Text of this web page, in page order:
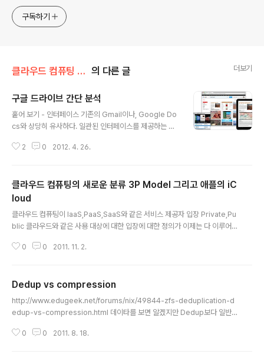
한 기술 멘토링과 강의 진행합니다. Linkedin :
https://www.linkedin.com/in/terrycho75/
구독하기
클라우드 컴퓨팅 & NoSQL/개인 클라우드 의 다른 글 더보기
구글 드라이브 간단 분석
훝어 보기 - 인터페이스 기존의 Gmail이나, Google Do
cs와 상당히 유사하다. 일관된 인터페이스를 제공하는 것
적인 차이는 크게 없다. 검색이 강화된 것과 GDocs 연동
는 기능을 제공한다. 개인 클라우드 스토리지는 이미 Box
나 DropBox같이 여러 서비스들이 강력한 기능을 제공하
는 레드 오션이기 때문에 기능적으로 혁신적인 차별화는
어렵고, 기존 서비스와 연동 정도 및 사용자 경험이 관건인
oid 플랫폼에 PreLoad되고, 기존 Gmail등 기존 서비스
2 0 2012. 4. 26.
클라우드 컴퓨팅의 새로운 분류 3P Model 그리고 애플의 iC
loud
클라우드 컴퓨팅이 IaaS,PaaS,SaaS와 같은 서비스 제공자 입장 Private,Pu
blic 클라우드와 같은 사용 대상에 대한 입장에 대한 정의가 이제는 다 이루어졌
우드 컨셉을 발표했다. 기존 클라우드가 기업 내부에서 사용하는 Private 기업
는 기존에 있었던 형태의 서비스를 조금 관점을 바꿔서 체계화 시킨 것에 불과
하지만, 이 체계화 자체가 의미를 갖는다. Personal Cloud는 기업이 아니라
각각의 개인에게 클라우드 서비스를 제공한다는 개념이다. 즉 ..
0 0 2011. 11. 2.
Dedup vs compression
http://www.edugeek.net/forums/nix/49844-zfs-deduplication-d
edup-vs-compression.html 데이타를 보면 알겠지만 Dedup보다 일반적
이나 Delta 기반의 Versioning에 유리.
0 0 2011. 8. 18.